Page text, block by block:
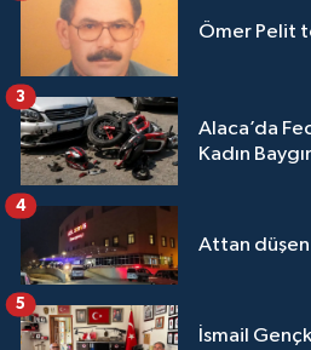
Ömer Pelit
Alaca’da
Kadın
3
Attan düşen
4
İsmail
5